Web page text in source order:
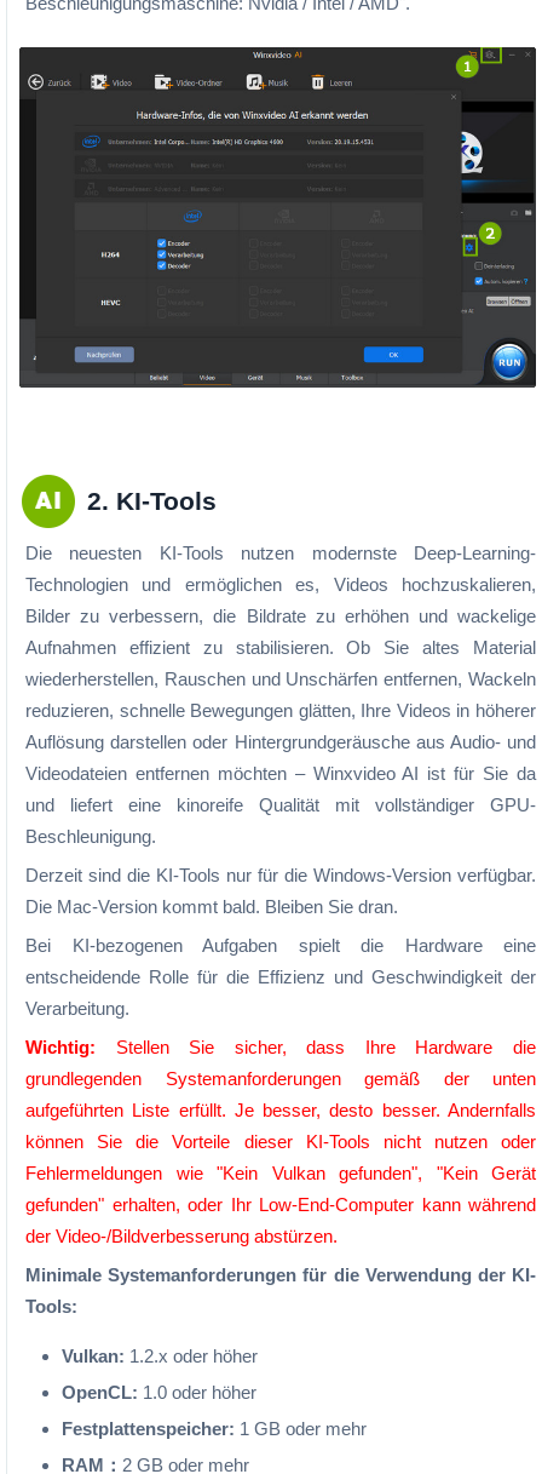
2. KI-Tools
Die neuesten KI-Tools nutzen modernste Deep-Learning-
Technologien und ermöglichen es, Videos hochzuskalieren,
Bilder zu verbessern, die Bildrate zu erhöhen und wackelige
Aufnahmen effizient zu stabilisieren. Ob Sie altes Material
wiederherstellen, Rauschen und Unschärfen entfernen, Wackeln
reduzieren, schnelle Bewegungen glätten, Ihre Videos in höherer
Auflösung darstellen oder Hintergrundgeräusche aus Audio- und
Videodateien entfernen möchten – Winxvideo AI ist für Sie da
und liefert eine kinoreife Qualität mit vollständiger GPU-
Beschleunigung.
Derzeit sind die KI-Tools nur für die Windows-Version verfügbar.
Die Mac-Version kommt bald. Bleiben Sie dran.
Bei KI-bezogenen Aufgaben spielt die Hardware eine
entscheidende Rolle für die Effizienz und Geschwindigkeit der
Verarbeitung.
Wichtig: Stellen Sie sicher, dass Ihre Hardware die
grundlegenden Systemanforderungen gemäß der unten
aufgeführten Liste erfüllt. Je besser, desto besser. Andernfalls
können Sie die Vorteile dieser KI-Tools nicht nutzen oder
Fehlermeldungen wie "Kein Vulkan gefunden", "Kein Gerät
gefunden" erhalten, oder Ihr Low-End-Computer kann während
der Video-/Bildverbesserung abstürzen.
Minimale Systemanforderungen für die Verwendung der KI-
Tools:
Vulkan: 1.2.x oder höher
OpenCL: 1.0 oder höher
Festplattenspeicher: 1 GB oder mehr
RAM： 2 GB oder mehr